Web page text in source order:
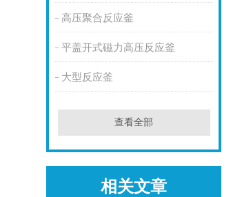
高压聚合反应釜
平盖开式磁力高压反应釜
大型反应釜
查看全部
相关文章